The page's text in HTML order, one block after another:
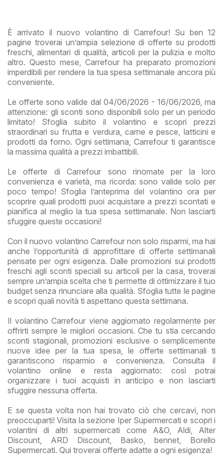
È arrivato il nuovo volantino di Carrefour! Su ben 12
pagine troverai un’ampia selezione di offerte su prodotti
freschi, alimentari di qualità, articoli per la pulizia e molto
altro. Questo mese, Carrefour ha preparato promozioni
imperdibili per rendere la tua spesa settimanale ancora più
conveniente.
Le offerte sono valide dal 04/06/2026 - 16/06/2026, ma
attenzione: gli sconti sono disponibili solo per un periodo
limitato! Sfoglia subito il volantino e scopri prezzi
straordinari su frutta e verdura, carne e pesce, latticini e
prodotti da forno. Ogni settimana, Carrefour ti garantisce
la massima qualità a prezzi imbattibili.
Le offerte di Carrefour sono rinomate per la loro
convenienza e varietà, ma ricorda: sono valide solo per
poco tempo! Sfoglia l’anteprima del volantino ora per
scoprire quali prodotti puoi acquistare a prezzi scontati e
pianifica al meglio la tua spesa settimanale. Non lasciarti
sfuggire queste occasioni!
Con il nuovo volantino Carrefour non solo risparmi, ma hai
anche l’opportunità di approfittare di offerte settimanali
pensate per ogni esigenza. Dalle promozioni sui prodotti
freschi agli sconti speciali su articoli per la casa, troverai
sempre un’ampia scelta che ti permette di ottimizzare il tuo
budget senza rinunciare alla qualità. Sfoglia tutte le pagine
e scopri quali novità ti aspettano questa settimana.
Il volantino Carrefour viene aggiornato regolarmente per
offrirti sempre le migliori occasioni. Che tu stia cercando
sconti stagionali, promozioni esclusive o semplicemente
nuove idee per la tua spesa, le offerte settimanali ti
garantiscono risparmio e convenienza. Consulta il
volantino online e resta aggiornato: così potrai
organizzare i tuoi acquisti in anticipo e non lasciarti
sfuggire nessuna offerta.
E se questa volta non hai trovato ciò che cercavi, non
preoccuparti! Visita la sezione Iper Supermercati e scopri i
volantini di altri supermercati come A&O, Aldi, Alter
Discount, ARD Discount, Basko, bennet, Borello
Supermercati. Qui troverai offerte adatte a ogni esigenza!